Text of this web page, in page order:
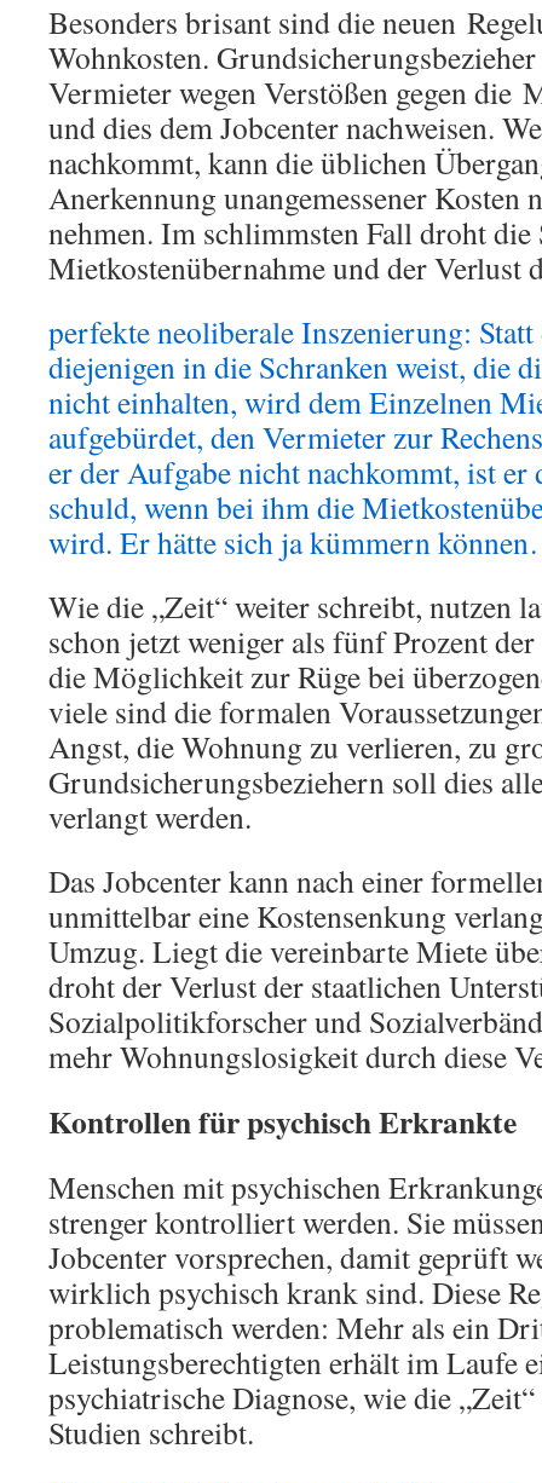
Besonders brisant sind die neuen
Wohnkosten.
Vermieter wegen Verstößen gegen die
und dies dem Jobcenter nachweisen.
nachkommt, kann die üblichen
Anerkennung unangemessener
nehmen. Im schlimmsten Fall droht die
Mietkostenübernahme und der Verlust
perfekte neoliberale Inszenierung: Statt
diejenigen in die Schranken weist, die
nicht einhalten, wird dem Einzelnen
aufgebürdet, den Vermieter zur
er der Aufgabe nicht nachkommt, ist er
schuld, wenn bei ihm die
wird. Er hätte sich ja kümmern
Wie die „Zeit“ weiter schreibt, nutzen
schon jetzt weniger als fünf Prozent
die Möglichkeit zur Rüge bei
viele sind die formalen
Angst, die Wohnung zu verlieren, zu
Grundsicherungsbeziehern soll dies
verlangt werden.
Das Jobcenter kann nach einer
unmittelbar eine Kostensenkung
Umzug. Liegt die vereinbarte Miete
droht der Verlust der staatlichen
Sozialpolitikforscher und
mehr Wohnungslosigkeit durch diese
Kontrollen für psychisch Erkrankte
Menschen mit psychischen
strenger kontrolliert werden. Sie
Jobcenter vorsprechen, damit geprüft
wirklich psychisch krank sind. Diese
problematisch werden: Mehr als ein
Leistungsberechtigten erhält im Laufe
psychiatrische Diagnose, wie die
Studien schreibt.